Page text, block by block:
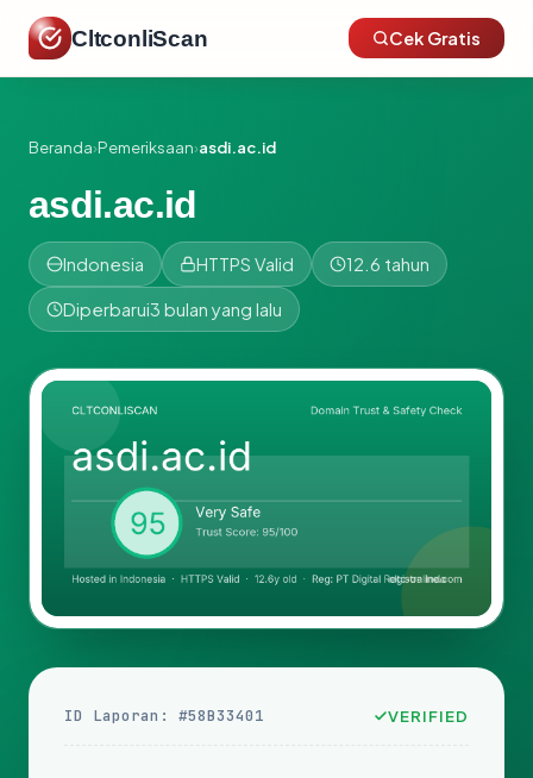
CltconliScan Cek Gratis
Beranda›Pemeriksaan›asdi.ac.id
asdi.ac.id
Indonesia HTTPS Valid 12.6 tahun
Diperbarui3 bulan yang lalu
ID Laporan: #58B33401 VERIFIED